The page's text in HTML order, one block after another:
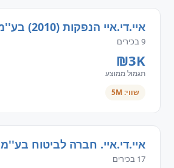
איי.די.איי הנפקות (2010) בע''מ
9 בכירים
₪3K
תגמול ממוצע
שווי: 5M
איי.די.איי. חברה לביטוח בע''מ
17 בכירים